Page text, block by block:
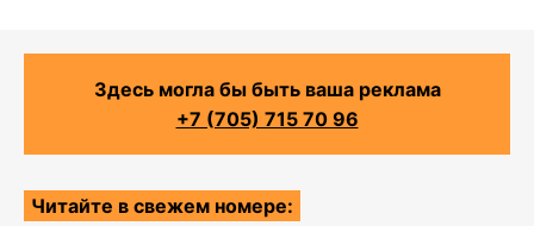
Здесь могла бы быть ваша реклама
+7 (705) 715 70 96
Читайте в свежем номере: